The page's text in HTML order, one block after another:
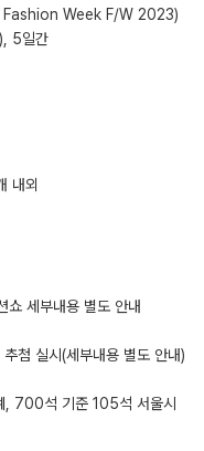
Fashion Week F/W 2023)
5일간
내외
쇼 세부내용 별도 안내
첨 실시(세부내용 별도 안내)
700석 기준 105석 서울시